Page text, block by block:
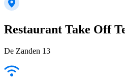
Restaurant Take Off
De Zanden 13